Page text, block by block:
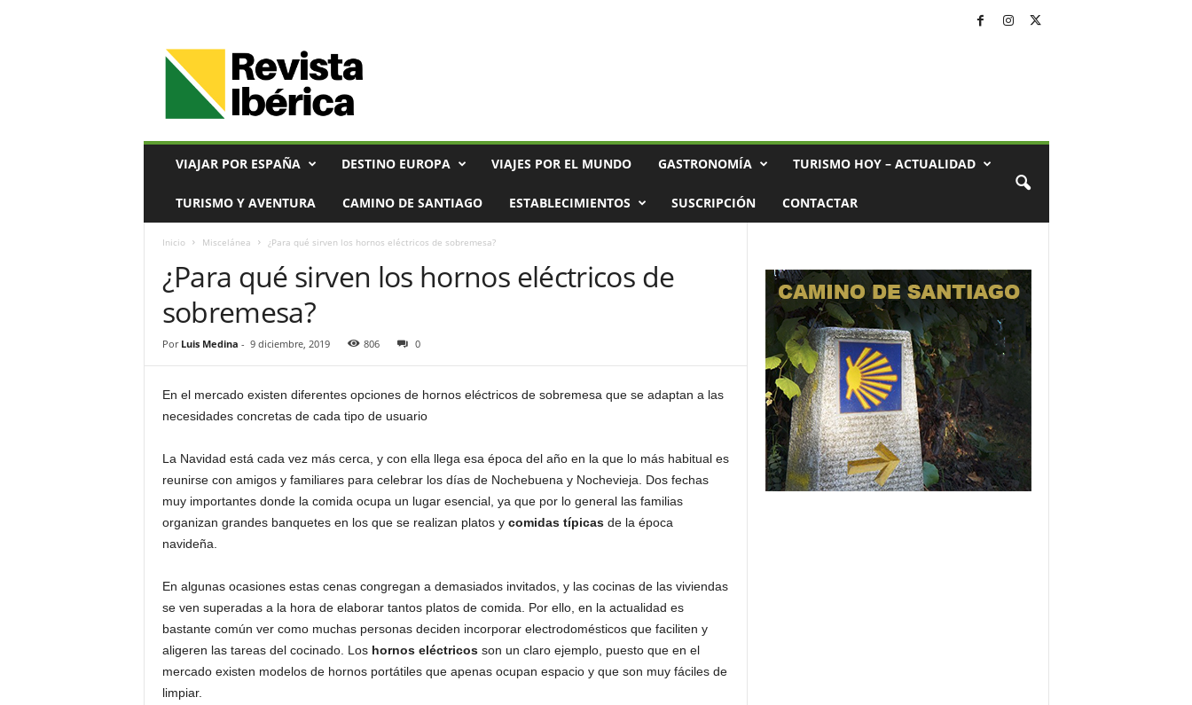
VIAJAR POR ESPAÑA DESTINO EUROPA VIAJES POR EL MUNDO GASTRONOMÍA TURISMO HOY – ACTUALIDAD
TURISMO Y AVENTURA CAMINO DE SANTIAGO ESTABLECIMIENTOS SUSCRIPCIÓN CONTACTAR
Inicio Miscelánea ¿Para qué sirven los hornos eléctricos de sobremesa?
¿Para qué sirven los hornos eléctricos de
sobremesa?
Por Luis Medina - 9 diciembre, 2019 806 0
En el mercado existen diferentes opciones de hornos eléctricos de sobremesa que se adaptan a las
necesidades concretas de cada tipo de usuario
La Navidad está cada vez más cerca, y con ella llega esa época del año en la que lo más habitual es
reunirse con amigos y familiares para celebrar los días de Nochebuena y Nochevieja. Dos fechas
muy importantes donde la comida ocupa un lugar esencial, ya que por lo general las familias
organizan grandes banquetes en los que se realizan platos y comidas típicasde la época
navideña.
En algunas ocasiones estas cenas congregan a demasiados invitados, y las cocinas de las viviendas
se ven superadas a la hora de elaborar tantos platos de comida. Por ello, en la actualidad es
bastante común ver como muchas personas deciden incorporar electrodomésticos que faciliten y
aligeren las tareas del cocinado. Los hornos eléctricosson un claro ejemplo, puesto que en el
mercado existen modelos de hornos portátiles que apenas ocupan espacio y que son muy fáciles de
limpiar.